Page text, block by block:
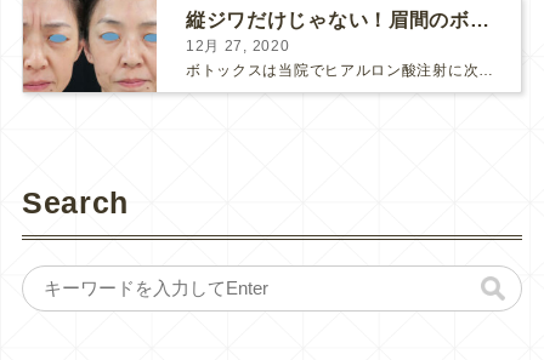
縦ジワだけじゃない！眉間のボトックス注射
12月 27, 2020
ボトックスは当院でヒアルロン酸注射に次いで人気のある治療です。 私自身、美容治療が制限されていた妊娠・授乳中に一番やりたかったのはボトックスで、 「ボトックスが世の中から無くなったら困る！」と...
Search